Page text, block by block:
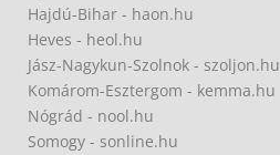
Hajdú-Bihar - haon.hu
Heves - heol.hu
Jász-Nagykun-Szolnok - szoljon.hu
Komárom-Esztergom - kemma.hu
Nógrád - nool.hu
Somogy - sonline.hu